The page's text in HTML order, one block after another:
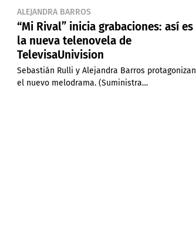
ALEJANDRA BARROS
“Mi Rival” inicia grabaciones: así es
la nueva telenovela de
TelevisaUnivision
Sebastián Rulli y Alejandra Barros protagonizan
el nuevo melodrama. (Suministra…